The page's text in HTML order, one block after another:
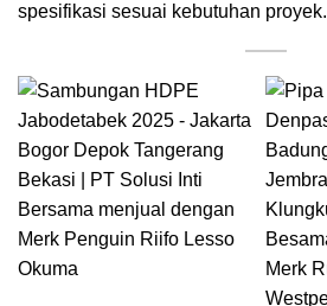
spesifikasi sesuai kebutuhan proyek.